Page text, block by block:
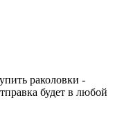
раколовки -
будет в любой